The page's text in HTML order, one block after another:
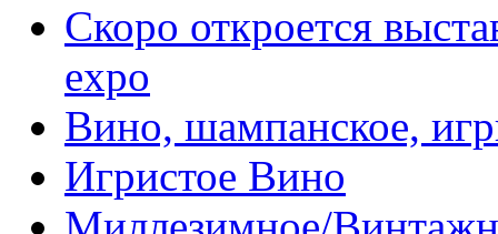
Скоро откроется
expo
Вино, шампанское,
Игристое Вино